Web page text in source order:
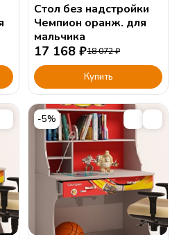
Стол без надстройки
Чемпион оранж. для
мальчика
17 168 ₽18 072₽
Купить
-5%